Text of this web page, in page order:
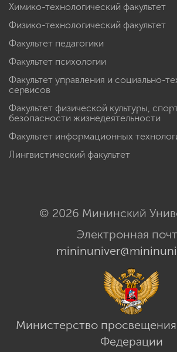
Химико-технологический факультет
Физико-технологический факультет
Факультет педагогики
Факультет психологии
Факультет управления и социально-
сервисов
Факультет физической культуры,
безопасности жизнедеятельности
Факультет информационных
Лингвистический факультет
© 2026 Мининский
Электронная
Министерство
Федерации